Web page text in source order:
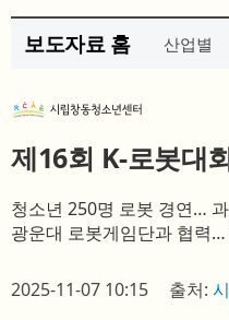
보도자료 홈 산업별
제16회 K-로봇대
청소년 250명 로봇 경연…
광운대 로봇게임단과 협력
2025-11-07 10:15 출처: